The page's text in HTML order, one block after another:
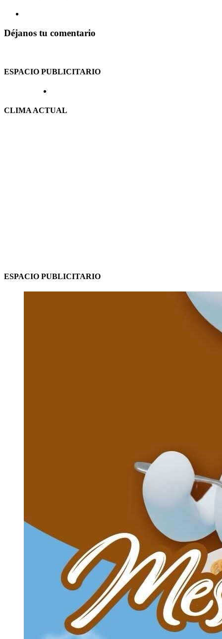
Déjanos tu comentario
ESPACIO PUBLICITARIO
CLIMA ACTUAL
ESPACIO PUBLICITARIO